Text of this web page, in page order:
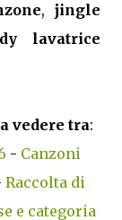
,jingle
lavatrice
vedere tra:
- Canzoni
Raccolta di
e categoria